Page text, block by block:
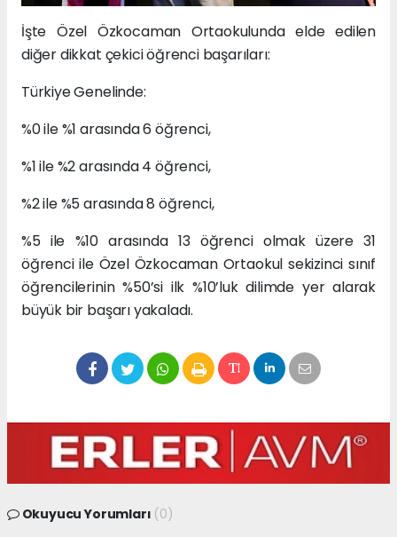
İşte Özel Özkocaman Ortaokulunda elde edilen
diğer dikkat çekici öğrenci başarıları:
Türkiye Genelinde:
%0 ile %1 arasında 6 öğrenci,
%1 ile %2 arasında 4 öğrenci,
%2 ile %5 arasında 8 öğrenci,
%5 ile %10 arasında 13 öğrenci olmak üzere 31
öğrenci ile Özel Özkocaman Ortaokul sekizinci sınıf
öğrencilerinin %50’si ilk %10’luk dilimde yer alarak
büyük bir başarı yakaladı.
Okuyucu Yorumları (0)